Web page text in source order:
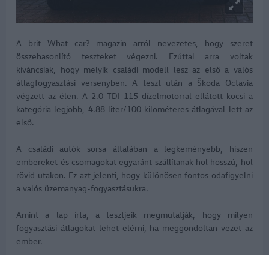
A brit What car? magazin arról nevezetes, hogy szeret
összehasonlító teszteket végezni. Ezúttal arra voltak
kíváncsiak, hogy melyik családi modell lesz az első a valós
átlagfogyasztási versenyben. A teszt után a Škoda Octavia
végzett az élen. A 2.0 TDI 115 dízelmotorral ellátott kocsi a
kategória legjobb, 4.88 liter/100 kilométeres átlagával lett az
első.
A családi autók sorsa általában a legkeményebb, hiszen
embereket és csomagokat egyaránt szállítanak hol hosszú, hol
rövid utakon. Ez azt jelenti, hogy különösen fontos odafigyelni
a valós üzemanyag-fogyasztásukra.
Amint a lap írta, a tesztjeik megmutatják, hogy milyen
fogyasztási átlagokat lehet elérni, ha meggondoltan vezet az
ember.